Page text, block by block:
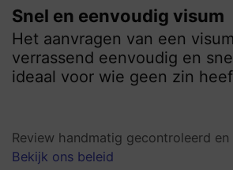
Snel en eenvoudig visum
Het aanvragen van een
verrassend eenvoudig en
ideaal voor wie geen zin
Review handmatig gecontroleerd
Bekijk ons beleid